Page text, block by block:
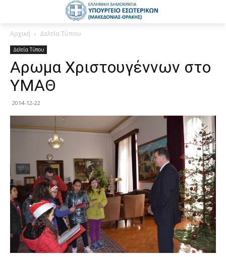
Αρχική Δελτία Τύπου
Δελτία Τύπου
Αρωμα Χριστουγέννων στο
ΥΜΑΘ
2014-12-22